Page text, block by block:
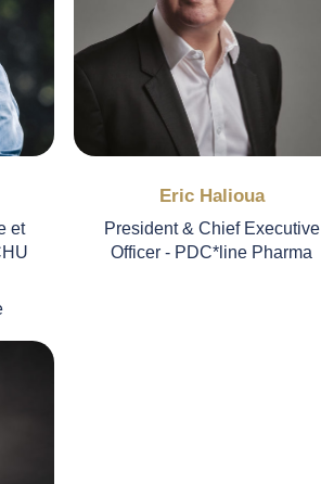
et
Eric Halioua
President & Chief Executive
Officer - PDC*line Pharma